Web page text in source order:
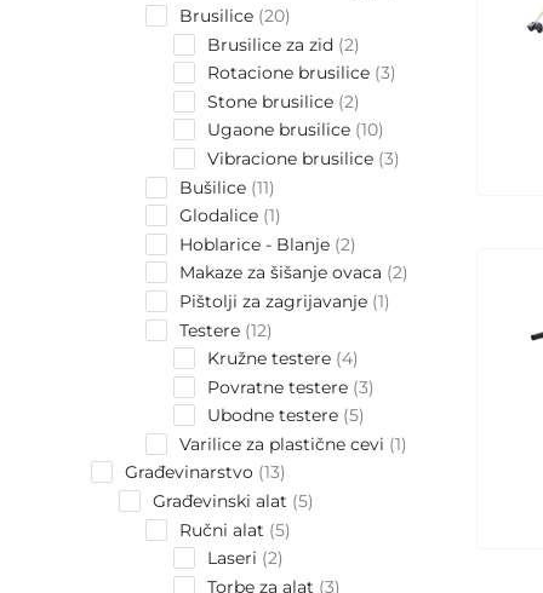
Brusilice 2020
products
Brusilice za zid 22
products
Rotacione brusilice 33
Stone brusilice 22
products
Ugaone brusilice 1010
products
Vibracione brusilice 33
Bušilice 1111
products
Glodalice 11
product
Hoblarice - Blanje 22
products
Makaze za šišanje ovaca 22
Pištolji za zagrijavanje 11
Testere 1212
products
Kružne testere 44
products
Povratne testere 33
Ubodne testere 55
products
Varilice za plastične cevi 11
Građevinarstvo 1313
products
Građevinski alat 55
Ručni alat 55
Laseri 22
products
Torbe za alat 33